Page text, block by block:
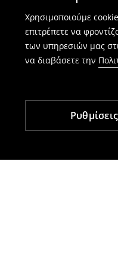
Χρησιμοποιούμε
επιτρέπετε να
των υπηρεσιών μας
να διαβάσετε την
Ρυθμίσεις